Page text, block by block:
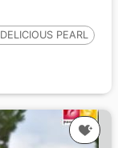
DELICIOUS PEARL